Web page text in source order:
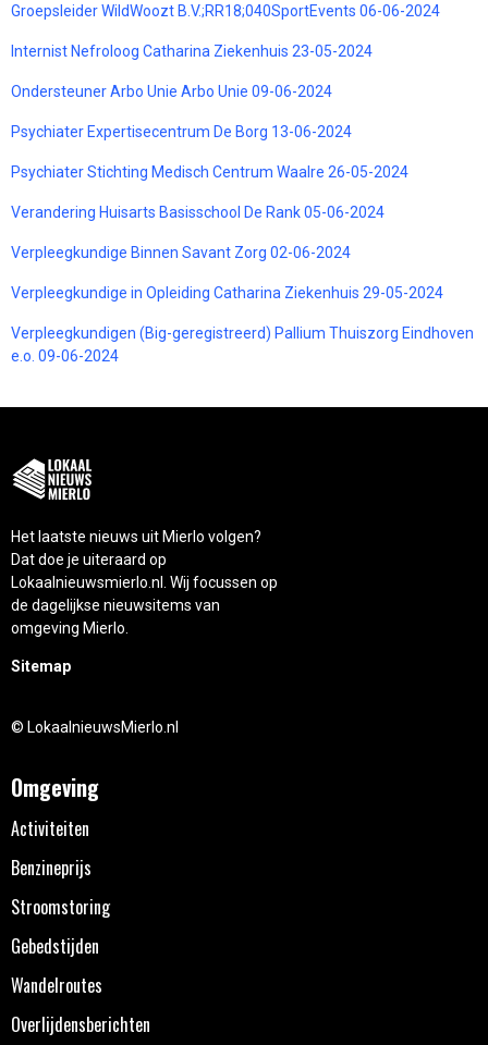
Groepsleider WildWoozt B.V.;RR18;040SportEvents 06-06-2024
Internist Nefroloog Catharina Ziekenhuis 23-05-2024
Ondersteuner Arbo Unie Arbo Unie 09-06-2024
Psychiater Expertisecentrum De Borg 13-06-2024
Psychiater Stichting Medisch Centrum Waalre 26-05-2024
Verandering Huisarts Basisschool De Rank 05-06-2024
Verpleegkundige Binnen Savant Zorg 02-06-2024
Verpleegkundige in Opleiding Catharina Ziekenhuis 29-05-2024
Verpleegkundigen (Big-geregistreerd) Pallium Thuiszorg Eindhoven
e.o. 09-06-2024
Het laatste nieuws uit Mierlo volgen?
Dat doe je uiteraard op
Lokaalnieuwsmierlo.nl. Wij focussen op
de dagelijkse nieuwsitems van
omgeving Mierlo.
Sitemap
© LokaalnieuwsMierlo.nl
Omgeving
Activiteiten
Benzineprijs
Stroomstoring
Gebedstijden
Wandelroutes
Overlijdensberichten